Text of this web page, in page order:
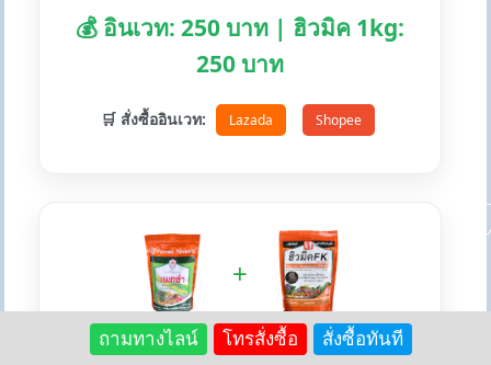
💰 อินเวท: 250 บาท | ฮิวมิค 1kg:
250 บาท
🛒 สั่งซื้ออินเวท: Lazada Shopee
+
💚 แม็กซ่า + ฮิวมิคFK - สร้างภูมิต้านทาน
ถามทางไลน์ โทรสั่งซื้อ สั่งซื้อทันที